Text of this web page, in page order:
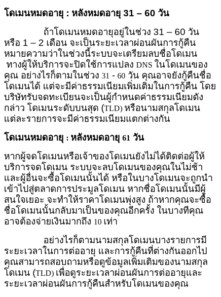
โดเมนหมดอายุ : หลังหมดอายุ 31 – 60 วัน
ถ้าโดเมนหมดอายุอยู่ในช่วง 31 – 60 วัน
หรือ 1 – 2 เดือน จะเป็นระยะเวลาผ่อนผันการกู้คืน
หมายความว่าในช่วงนี้ระบบจะเตรียมลบชื่อโดเมน
ทางผู้ให้บริการจะปิดใช้การแปลง DNS ในโดเมนของ
คุณ อย่างไรก็ตามในช่วง 31 - 60 วัน คุณอาจยังกู้คืนชื่อ
โดเมนได้ แต่จะมีค่าธรรมเนียมเพิ่มเติมในการกู้คืน โดย
บริษัทรับจดทะเบียนจะเป็นผู้กำหนดค่าธรรมเนียมดัง
กล่าว โดเมนระดับบนสุด (TLD) หรือนามสกุลโดเมน
แต่ละรายการจะมีค่าธรรมเนียมแตกต่างกัน
โดเมนหมดอายุ : หลังหมดอายุ 61 วัน
หากผู้จดโดเมนหรือเจ้าของโดเมนยังไม่ได้ติดต่อผู้ให้
บริการจดโดเมน ระบบจะลบโดเมนของคุณในไม่ช้า
และผู้อื่นจะซื้อโดเมนนั้นได้ หรือในบางโดเมนจะถูกนำ
เข้าไปสู่ตลาดการประมูลโดเมน หากชื่อโดเมนนั้นมีผู้
สนใจเยอะ จะทำให้ราคาโดเมนพุ่งสูง ถ้าหากคุณจะซื้อ
ชื่อโดเมนนั้นกลับมาเป็นของคุณอีกครั้ง ในบางทีคุณ
อาจต้องจ่ายเงินมากถึง 10 เท่า
อย่างไรก็ตามนามสกุลโดเมนบางรายการมี
ระยะเวลาในการต่ออายุ และการกู้คืนที่ต่างกันออกไป
คุณสามารถสอบถามหรือดูข้อมูลเพิ่มเติมของนามสกุล
โดเมน (TLD) เพื่อดูระยะเวลาผ่อนผันการต่ออายุและ
ระยะเวลาผ่อนผันการกู้คืนสำหรับโดเมนของคุณ